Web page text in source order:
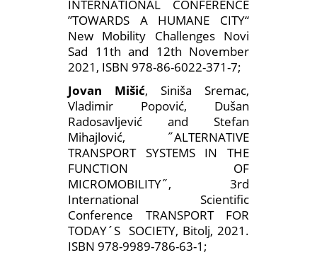
INTERNATIONAL CONFERENCE
’’TOWARDS A HUMANE CITY‘‘
New Mobility Challenges Novi
Sad 11th and 12th November
2021, ISBN 978-86-6022-371-7;
Jovan Mišić, Siniša Sremac,
Vladimir Popović, Dušan
Radosavljević and Stefan
Mihajlović, ˝ALTERNATIVE
TRANSPORT SYSTEMS IN THE
FUNCTION OF
MICROMOBILITY˝, 3rd
International Scientific
Conference TRANSPORT FOR
TODAY´S SOCIETY, Bitolj, 2021.
ISBN 978-9989-786-63-1;